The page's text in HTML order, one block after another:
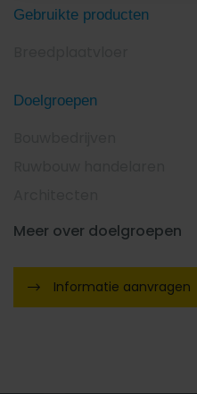
Gebruikte producten
Doelgroepen
Meer over doelgroepen
Informatie aanvragen